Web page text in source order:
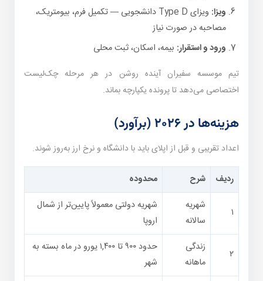
ویزا:
ویزای Type D دانشجویی — تکمیل فرم، بیومتریک،
مصاحبه در صورت نیاز
ورود و استقرار: بیمه، اسکان، ثبت محلی
تیم موسسه سفیران آینده روشن در هر مرحله چک‌لیست
اختصاصی می‌دهد تا پرونده یکپارچه بماند.
هزینه‌ها در ۲۰۲۶ (برآورد)
اعداد تقریبی و قبل از اپلای باید با دانشگاه و نرخ ارز به‌روز شوند.
ردیف شرح محدوده
۱
شهریه
سالانه
شهریه دولتی معمولاً پایین‌تر از شمال
اروپا
۲
زندگی
ماهانه
حدود ۹۰۰ تا ۱,۴۰۰ یورو در ماه بسته به
شهر